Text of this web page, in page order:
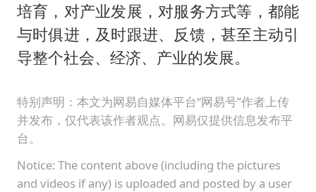
培育，对产业发展，对服务方式等，都能
与时俱进，及时跟进、反馈，甚至主动引
导整个社会、经济、产业的发展。
特别声明：本文为网易自媒体平台“网易号”作者上传
并发布，仅代表该作者观点。网易仅提供信息发布平
台。
Notice: The content above (including the pictures
and videos if any) is uploaded and posted by a user